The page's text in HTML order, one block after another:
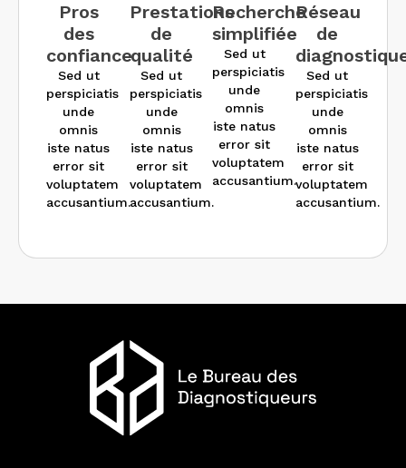
Pros
des
confiance
Sed ut
perspiciatis
unde
omnis
iste natus
error sit
voluptatem
accusantium.
Prestations
de
qualité
Sed ut
perspiciatis
unde
omnis
iste natus
error sit
voluptatem
accusantium.
Recherche
simplifiée
Sed ut
perspiciatis
unde
omnis
iste natus
error sit
voluptatem
accusantium.
Réseau
de
Sed ut
perspiciatis
unde
omnis
iste natus
error sit
voluptatem
accusantium.